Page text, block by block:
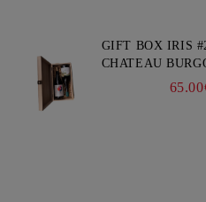
GIFT BOX IRIS
CHATEAU